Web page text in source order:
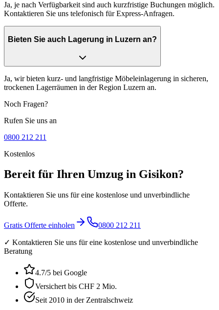
Ja, je nach Verfügbarkeit sind auch kurzfristige Buchungen möglich.
Kontaktieren Sie uns telefonisch für Express-Anfragen.
Bieten Sie auch Lagerung in Luzern an?
Ja, wir bieten kurz- und langfristige Möbeleinlagerung in sicheren,
trockenen Lagerräumen in der Region Luzern an.
Noch Fragen?
Rufen Sie uns an
0800 212 211
Kostenlos
Bereit für Ihren Umzug in Gisikon?
Kontaktieren Sie uns für eine kostenlose und unverbindliche
Offerte.
Gratis Offerte einholen 0800 212 211
✓ Kontaktieren Sie uns für eine kostenlose und unverbindliche
Beratung
4.7/5 bei Google
Versichert bis CHF 2 Mio.
Seit 2010 in der Zentralschweiz